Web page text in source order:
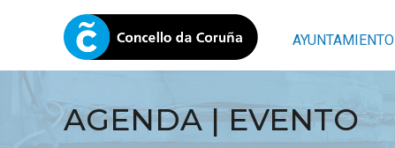
AYUNTAMIENTO
AGENDA | EVENTO